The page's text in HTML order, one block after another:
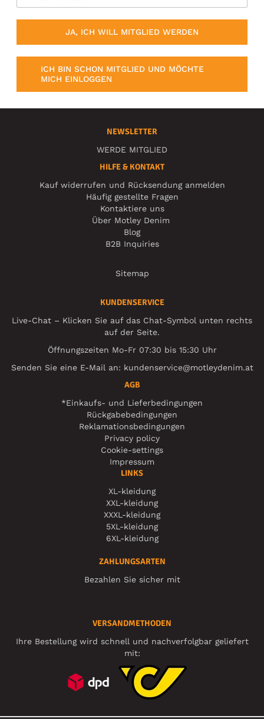
JA, ICH WILL MITGLIED WERDEN
ICH BIN SCHON MITGLIED UND MÖCHTE
MICH EINLOGGEN
NEWSLETTER
WERDE MITGLIED
HILFE & KONTAKT
Kauf widerrufen und Rücksendung anmelden
Häufig gestellte Fragen
Kontaktiere uns
Über Motley Denim
Blog
B2B Inquiries
Sitemap
KUNDENSERVICE
Live-Chat – Klicken Sie auf das Chat-Symbol unten rechts
auf der Seite.
Öffnungszeiten Mo-Fr 07:30 bis 15:30 Uhr
Senden Sie eine E-Mail an: kundenservice@motleydenim.at
AGB
*Einkaufs- und Lieferbedingungen
Rückgabebedingungen
Reklamationsbedingungen
Privacy policy
Cookie-settings
Impressum
LINKS
XL-kleidung
XXL-kleidung
XXXL-kleidung
5XL-kleidung
6XL-kleidung
ZAHLUNGSARTEN
Bezahlen Sie sicher mit
VERSANDMETHODEN
Ihre Bestellung wird schnell und nachverfolgbar geliefert
mit: